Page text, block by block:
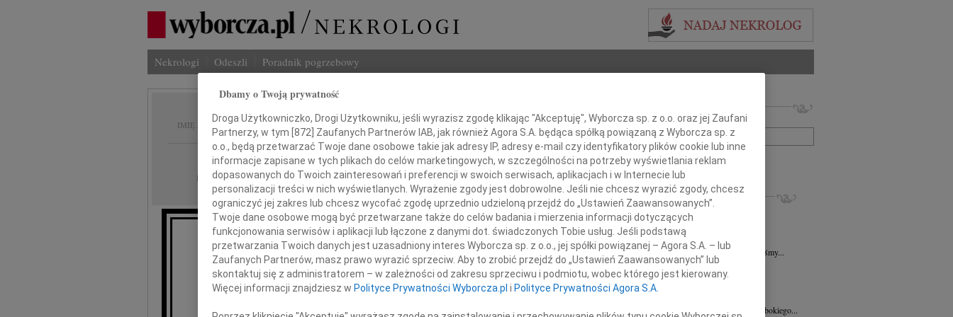
Nekrologi Odeszli Poradnik pogrzebowy
IMIĘ I NAZWISKO: Bazyli Gruszewski
REGION: Poznań
DATA EMISJI: 23.10.2009
Wyrazy głębokiego żalu i współczucia
Rodzinie
z powodu śmierci
Imię i nazwisko lub numer ogłoszenia:
+ szukanie zaawansowane
INNE NEKROLOGI
Tadeusz Kotłowski 06.08.2026
W dniu 3 sierpnia 2026 roku zmarł prof. dr...
Henryk Paplaczyk 06.08.2026
Z głębokim smutkiem i poruszeniem przyjęliśmy...
Henryk Paplaczyk
06.08.2026
Z głębokim smutkiem i żalem przyjęliśmy...
05.08.2026
Adw. Mariuszowi Paplaczykowi wyrazy głębokiego...
Dbamy o Twoją prywatność
Droga Użytkowniczko, Drogi Użytkowniku, jeśli wyrazisz zgodę klikając "Akceptuję", Wyborcza sp. z o.o. oraz jej Zaufani
Partnerzy, w tym [872] Zaufanych Partnerów IAB, jak również Agora S.A. będąca spółką powiązaną z Wyborcza sp. z
o.o., będą przetwarzać Twoje dane osobowe takie jak adresy IP, adresy e-mail czy identyfikatory plików cookie lub inne
informacje zapisane w tych plikach do celów marketingowych, w szczególności na potrzeby wyświetlania reklam
dopasowanych do Twoich zainteresowań i preferencji w swoich serwisach, aplikacjach i w Internecie lub
personalizacji treści w nich wyświetlanych. Wyrażenie zgody jest dobrowolne. Jeśli nie chcesz wyrazić zgody, chcesz
ograniczyć jej zakres lub chcesz wycofać zgodę uprzednio udzieloną przejdź do „Ustawień Zaawansowanych”.
Twoje dane osobowe mogą być przetwarzane także do celów badania i mierzenia informacji dotyczących
funkcjonowania serwisów i aplikacji lub łączone z danymi dot. świadczonych Tobie usług. Jeśli podstawą
przetwarzania Twoich danych jest uzasadniony interes Wyborcza sp. z o.o., jej spółki powiązanej – Agora S.A. – lub
Zaufanych Partnerów, masz prawo wyrazić sprzeciw. Aby to zrobić przejdź do „Ustawień Zaawansowanych” lub
skontaktuj się z administratorem – w zależności od zakresu sprzeciwu i podmiotu, wobec którego jest kierowany.
Więcej informacji znajdziesz w Polityce Prywatności Wyborcza.pl i Polityce Prywatności Agora S.A.